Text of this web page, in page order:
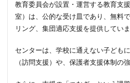
教育委員会が設置・運営する教育支
室）は、公的な受け皿であり、無料
リング、集団適応支援を提供していま
センターは、学校に通えない子ども
（訪問支援）や、保護者支援体制の